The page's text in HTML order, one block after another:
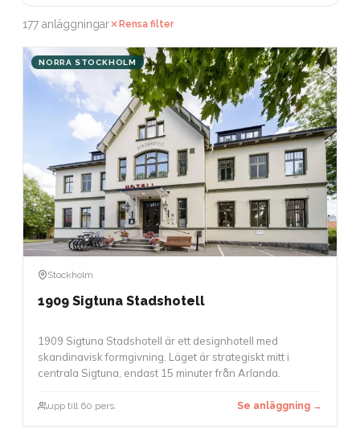
177 anläggningar Rensa filter
NORRA STOCKHOLM
Stockholm
1909 Sigtuna Stadshotell
1909 Sigtuna Stadshotell är ett designhotell med
skandinavisk formgivning. Läget är strategiskt mitt i
centrala Sigtuna, endast 15 minuter från Arlanda.
upp till 60 pers. Se anläggning →